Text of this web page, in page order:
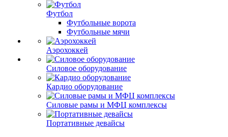
Футбол
Футбольные ворота
Футбольные мячи
Аэрохоккей
Силовое оборудование
Кардио оборудование
Силовые рамы и МФЦ комплексы
Портативные девайсы